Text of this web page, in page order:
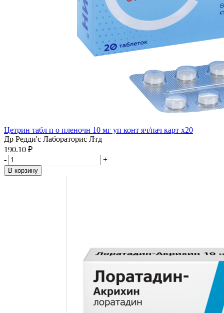
Цетрин табл п о пленочн 10 мг уп конт яч/пач карт x20
Др Редди'с Лабораторис Лтд
190.10 ₽
-
+
В корзину